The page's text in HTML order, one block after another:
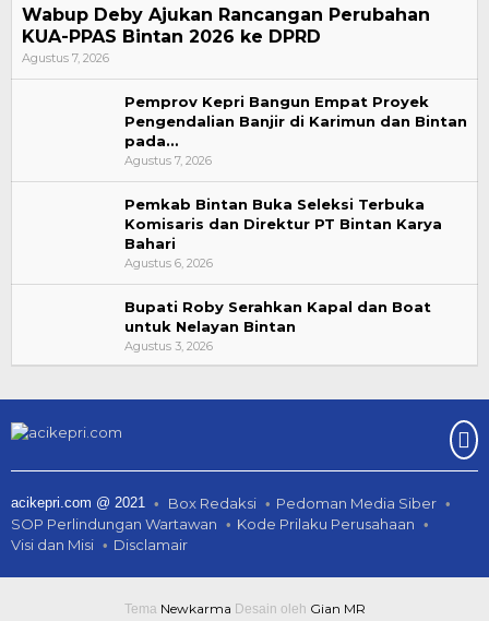
Wabup Deby Ajukan Rancangan Perubahan
KUA-PPAS Bintan 2026 ke DPRD
Agustus 7, 2026
Pemprov Kepri Bangun Empat Proyek
Pengendalian Banjir di Karimun dan Bintan
pada…
Agustus 7, 2026
Pemkab Bintan Buka Seleksi Terbuka
Komisaris dan Direktur PT Bintan Karya
Bahari
Agustus 6, 2026
Bupati Roby Serahkan Kapal dan Boat
untuk Nelayan Bintan
Agustus 3, 2026
acikepri.com @ 2021 Box Redaksi
Pedoman Media Siber
SOP Perlindungan Wartawan
Kode Prilaku Perusahaan
Visi dan Misi
Disclamair
Tema Newkarma Desain oleh Gian MR